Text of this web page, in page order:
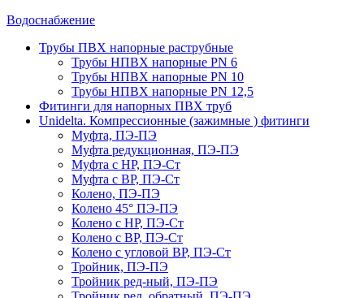
Водоснабжение
Трубы ПВХ напорные раструбные
Трубы НПВХ напорные PN 6
Трубы НПВХ напорные PN 10
Трубы НПВХ напорные PN 12,5
Фитинги для напорных ПВХ труб
Unidelta. Компрессионные (зажимные ) фитинги
Муфта, ПЭ-ПЭ
Муфта редукционная, ПЭ-ПЭ
Муфта с НР, ПЭ-Ст
Муфта с ВР, ПЭ-Ст
Колено, ПЭ-ПЭ
Колено 45° ПЭ-ПЭ
Колено с НР, ПЭ-Ст
Колено с ВР, ПЭ-Ст
Колено с угловой ВР, ПЭ-Ст
Тройник, ПЭ-ПЭ
Тройник ред-ный, ПЭ-ПЭ